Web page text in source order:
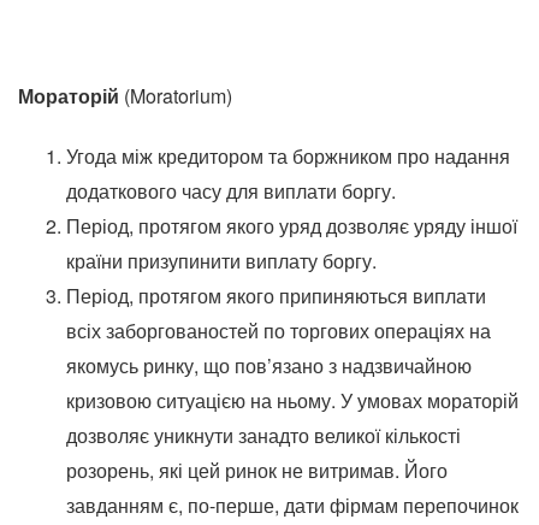
Мораторій (Moratorium)
Угода між кредитором та боржником про надання
додаткового часу для виплати боргу.
Період, протягом якого уряд дозволяє уряду іншої
країни призупинити виплату боргу.
Період, протягом якого припиняються виплати
всіх заборгованостей по торгових операціях на
якомусь ринку, що пов’язано з надзвичайною
кризовою ситуацією на ньому. У умовах мораторій
дозволяє уникнути занадто великої кількості
розорень, які цей ринок не витримав. Його
завданням є, по-перше, дати фірмам перепочинок